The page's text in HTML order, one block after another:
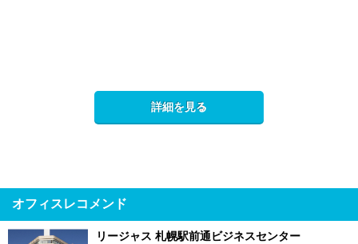
詳細を見る
オフィスレコメンド
リージャス 札幌駅前通ビジネスセンター